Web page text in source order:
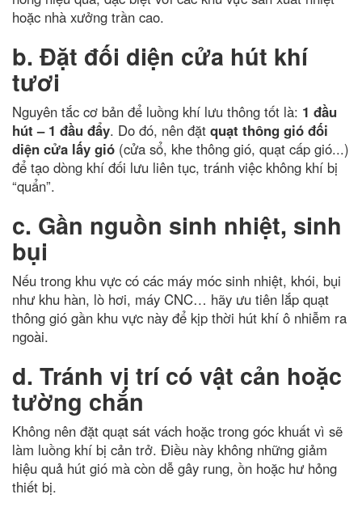
hoặc nhà xưởng trần cao.
b. Đặt đối diện cửa hút khí
tươi
Nguyên tắc cơ bản để luồng khí lưu thông tốt là: 1 đầu
hút – 1 đầu đẩy. Do đó, nên đặt quạt thông gió đối
diện cửa lấy gió (cửa sổ, khe thông gió, quạt cấp gió...)
để tạo dòng khí đối lưu liên tục, tránh việc không khí bị
“quẩn”.
c. Gần nguồn sinh nhiệt, sinh
bụi
Nếu trong khu vực có các máy móc sinh nhiệt, khói, bụi
như khu hàn, lò hơi, máy CNC… hãy ưu tiên lắp quạt
thông gió gần khu vực này để kịp thời hút khí ô nhiễm ra
ngoài.
d. Tránh vị trí có vật cản hoặc
tường chắn
Không nên đặt quạt sát vách hoặc trong góc khuất vì sẽ
làm luồng khí bị cản trở. Điều này không những giảm
hiệu quả hút gió mà còn dễ gây rung, ồn hoặc hư hỏng
thiết bị.